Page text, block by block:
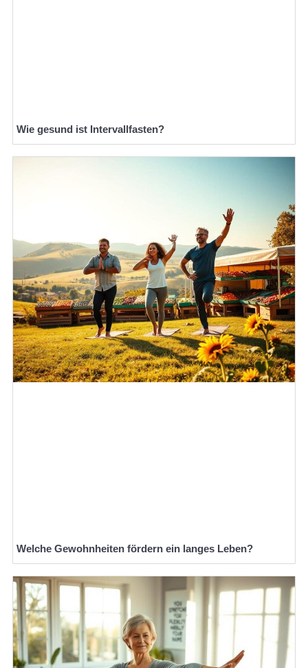
Wie gesund ist Intervallfasten?
Welche Gewohnheiten fördern ein langes Leben?